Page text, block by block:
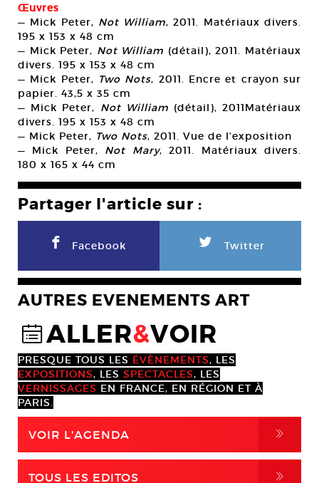
Œuvres
— Mick Peter, Not William, 2011. Matériaux divers.
195 x 153 x 48 cm
— Mick Peter, Not William (détail), 2011. Matériaux
divers. 195 x 153 x 48 cm
— Mick Peter, Two Nots, 2011. Encre et crayon sur
papier. 43,5 x 35 cm
— Mick Peter, Not William (détail), 2011Matériaux
divers. 195 x 153 x 48 cm
— Mick Peter, Two Nots, 2011. Vue de l’exposition
— Mick Peter, Not Mary, 2011. Matériaux divers.
180 x 165 x 44 cm
Partager l'article sur :
F Facebook L Twitter
AUTRES EVENEMENTS ART
@ALLER&VOIR
PRESQUE TOUS LES ÉVÈNEMENTS, LES
EXPOSITIONS, LES SPECTACLES, LES
VERNISSAGES EN FRANCE, EN RÉGION ET À
PARIS.
VOIR L'AGENDA ,
TOUS LES EDITOS ,